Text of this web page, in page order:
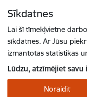
Sīkdatnes
Lai šī tīmekļvietne
sīkdatnes. Ar Jūsu
izmantotas statistikas
Lūdzu, atzīmējiet savu
Noraidīt